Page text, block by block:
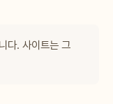
다. 사이트는 그